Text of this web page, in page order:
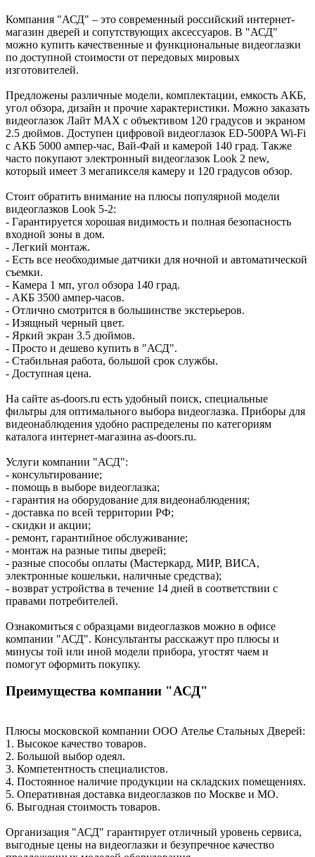
Компания "АСД" – это современный российский интернет-
магазин дверей и сопутствующих аксессуаров. В "АСД"
можно купить качественные и функциональные видеоглазки
по доступной стоимости от передовых мировых
изготовителей.
Предложены различные модели, комплектации, емкость АКБ,
угол обзора, дизайн и прочие характеристики. Можно заказать
видеоглазок Лайт MAX с объективом 120 градусов и экраном
2.5 дюймов. Доступен цифровой видеоглазок ED-500PA Wi-Fi
с АКБ 5000 ампер-час, Вай-Фай и камерой 140 град. Также
часто покупают электронный видеоглазок Look 2 new,
который имеет 3 мегапикселя камеру и 120 градусов обзор.
Стоит обратить внимание на плюсы популярной модели
видеоглазков Look 5-2:
- Гарантируется хорошая видимость и полная безопасность
входной зоны в дом.
- Легкий монтаж.
- Есть все необходимые датчики для ночной и автоматической
съемки.
- Камера 1 мп, угол обзора 140 град.
- АКБ 3500 ампер-часов.
- Отлично смотрится в большинстве экстерьеров.
- Изящный черный цвет.
- Яркий экран 3.5 дюймов.
- Просто и дешево купить в "АСД".
- Стабильная работа, большой срок службы.
- Доступная цена.
На сайте as-doors.ru есть удобный поиск, специальные
фильтры для оптимального выбора видеоглазка. Приборы для
видеонаблюдения удобно распределены по категориям
каталога интернет-магазина as-doors.ru.
Услуги компании "АСД":
- консультирование;
- помощь в выборе видеоглазка;
- гарантия на оборудование для видеонаблюдения;
- доставка по всей территории РФ;
- скидки и акции;
- ремонт, гарантийное обслуживание;
- монтаж на разные типы дверей;
- разные способы оплаты (Мастеркард, МИР, ВИСА,
электронные кошельки, наличные средства);
- возврат устройства в течение 14 дней в соответствии с
правами потребителей.
Ознакомиться с образцами видеоглазков можно в офисе
компании "АСД". Консультанты расскажут про плюсы и
минусы той или иной модели прибора, угостят чаем и
помогут оформить покупку.
Преимущества компании "АСД"
Плюсы московской компании ООО Ателье Стальных Дверей:
1. Высокое качество товаров.
2. Большой выбор одеял.
3. Компетентность специалистов.
4. Постоянное наличие продукции на складских помещениях.
5. Оперативная доставка видеоглазков по Москве и МО.
6. Выгодная стоимость товаров.
Организация "АСД" гарантирует отличный уровень сервиса,
выгодные цены на видеоглазки и безупречное качество